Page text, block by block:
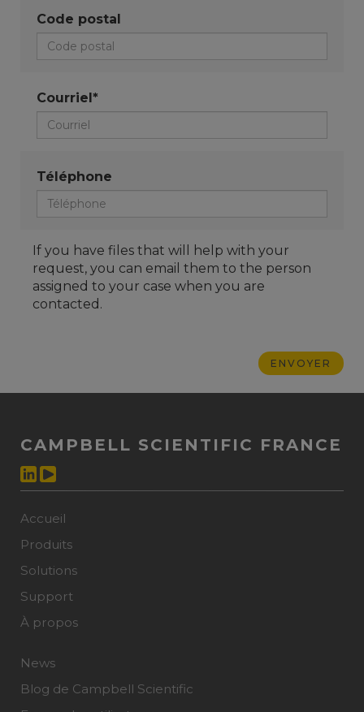
Code postal
Courriel*
Téléphone
If you have files that will help with your
request, you can email them to the person
assigned to your case when you are
contacted.
CAMPBELL SCIENTIFIC FRANCE
Accueil
Produits
Solutions
Support
À propos
News
Blog de Campbell Scientific